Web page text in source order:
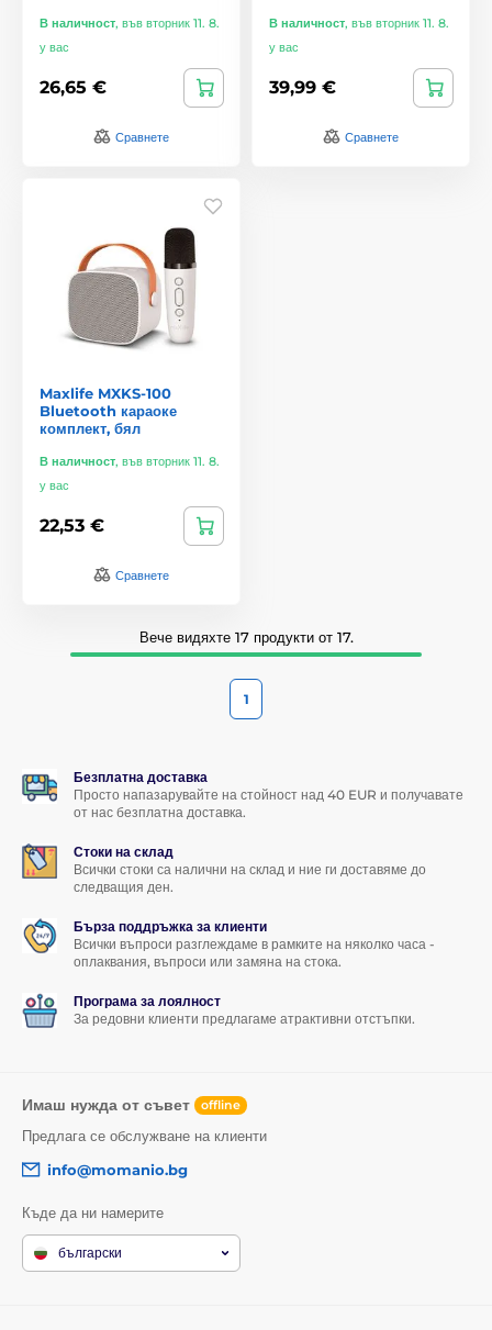
В наличност, във вторник 11. 8.
у вас
26,65 €
Сравнете
В наличност, във вторник 11. 8.
у вас
39,99 €
Сравнете
Maxlife MXKS-100
Bluetooth караоке
комплект, бял
В наличност, във вторник 11. 8.
у вас
22,53 €
Сравнете
Вече видяхте 17 продукти от 17.
1
Безплатна доставка
Просто напазарувайте на стойност над 40 EUR и получавате
от нас безплатна доставка.
Стоки на склад
Всички стоки са налични на склад и ние ги доставяме до
следващия ден.
Бърза поддръжка за клиенти
Всички въпроси разглеждаме в рамките на няколко часа -
оплаквания, въпроси или замяна на стока.
Програма за лоялност
За редовни клиенти предлагаме атрактивни отстъпки.
Имаш нужда от съвет offline
Предлага се обслужване на клиенти
info@momanio.bg
Къде да ни намерите
български